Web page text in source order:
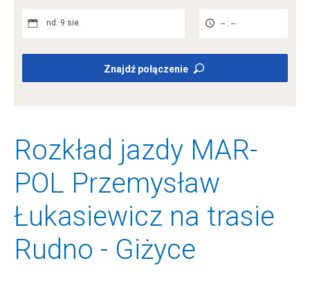
nd. 9 sie. -- : --
Znajdź połączenie
Rozkład jazdy MAR-
POL Przemysław
Łukasiewicz na trasie
Rudno - Giżyce